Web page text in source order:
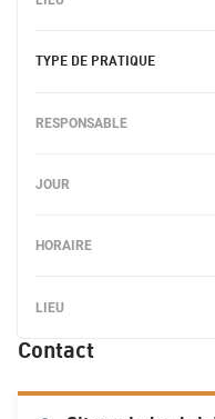
Contact